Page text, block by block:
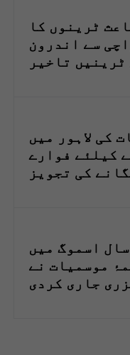
ٹرینوں کا
سے اندرون
تاخیر
کی لاہور میں
کیلئے فوارے
کی تجویز
اسموگ میں
موسمیات نے
جاری کردی